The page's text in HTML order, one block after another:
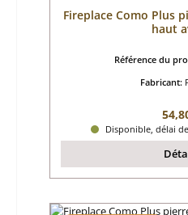
Fireplace Como Plus
haut
Référence du
Fabricant:
Prix
Disponible, délai